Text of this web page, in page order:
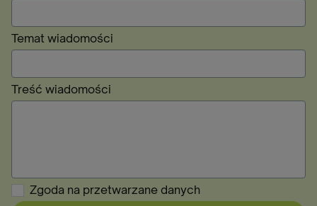
Temat wiadomości
Treść wiadomości
Zgoda na przetwarzane danych